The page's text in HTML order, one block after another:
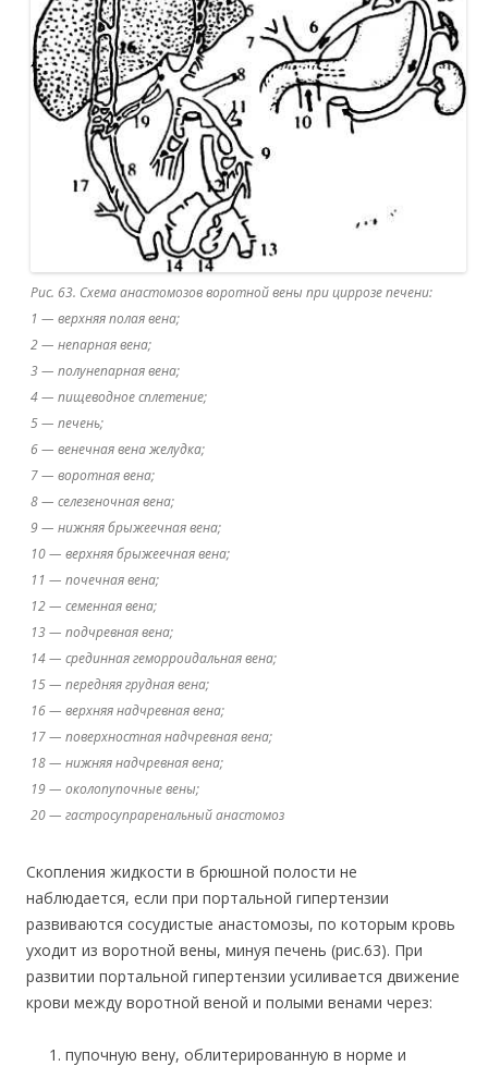
Рис. 63. Схема анастомозов воротной вены при циррозе печени:
1 — верхняя полая вена;
2 — непарная вена;
3 — полунепарная вена;
4 — пищеводное сплетение;
5 — печень;
6 — венечная вена желудка;
7 — воротная вена;
8 — селезеночная вена;
9 — нижняя брыжеечная вена;
10 — верхняя брыжеечная вена;
11 — почечная вена;
12 — семенная вена;
13 — подчревная вена;
14 — срединная геморроидальная вена;
15 — передняя грудная вена;
16 — верхняя надчревная вена;
17 — поверхностная надчревная вена;
18 — нижняя надчревная вена;
19 — околопупочные вены;
20 — гастросупраренальный анастомоз
Скопления жидкости в брюшной полости не
наблюдается, если при портальной гипертензии
развиваются сосудистые анастомозы, по которым кровь
уходит из воротной вены, минуя печень (рис.63). При
развитии портальной гипертензии усиливается движение
крови между воротной веной и полыми венами через:
пупочную вену, облитерированную в норме и